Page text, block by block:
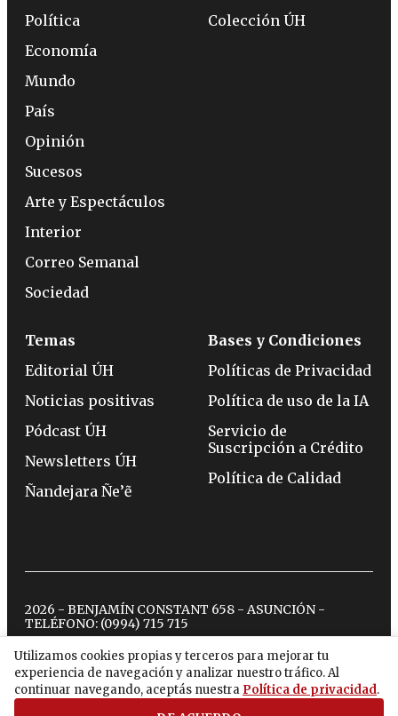
Utilizamos cookies propias y terceros para mejorar tu
experiencia de navegación y analizar nuestro tráfico. Al
continuar navegando, aceptás nuestra Política de privacidad.
Política
Economía
Mundo
País
Opinión
Sucesos
Arte y Espectáculos
Interior
Correo Semanal
Sociedad
Colección ÚH
Temas
Editorial ÚH
Noticias positivas
Pódcast ÚH
Newsletters ÚH
Ñandejara Ñe’ẽ
Bases y Condiciones
Políticas de Privacidad
Política de uso de la IA
Servicio de
Suscripción a Crédito
Política de Calidad
2026 - BENJAMÍN CONSTANT 658 - ASUNCIÓN -
TELÉFONO: (0994) 715 715
twitterinstagram
facebook
tiktokyoutubespotify